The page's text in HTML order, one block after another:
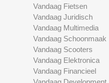
Vandaag Fietsen
Vandaag Juridisch
Vandaag Multimedia
Vandaag Schoonmaak
Vandaag Scooters
Vandaag Elektronica
Vandaag Financieel